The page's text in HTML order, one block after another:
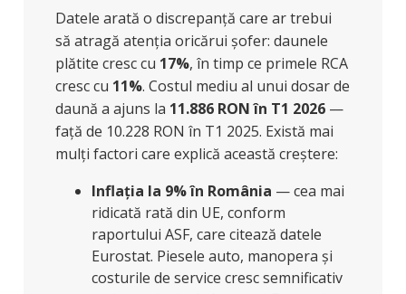
Datele arată o discrepanță care ar trebui
să atragă atenția oricărui șofer: daunele
plătite cresc cu 17%, în timp ce primele RCA
cresc cu 11%. Costul mediu al unui dosar de
daună a ajuns la 11.886 RON în T1 2026 —
față de 10.228 RON în T1 2025. Există mai
mulți factori care explică această creștere:
Inflația la 9% în România — cea mai
ridicată rată din UE, conform
raportului ASF, care citează datele
Eurostat. Piesele auto, manopera și
costurile de service cresc semnificativ